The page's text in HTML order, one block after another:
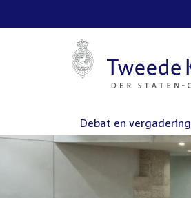
Debat en vergadering